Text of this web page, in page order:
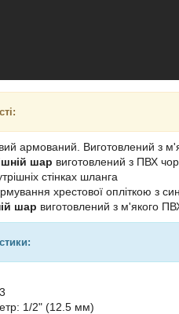
армований. Виготовлений з
шар виготовлений з ПВХ
стінках шланга
хрестової опліткою з
шар виготовлений з м'якого
1/2" (12.5 мм)